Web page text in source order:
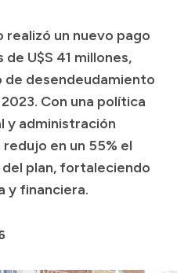
realizó un nuevo pago
U$S 41 millones,
de desendeudamiento
Con una política
y administración
en un 55% el
plan, fortaleciendo
y financiera.